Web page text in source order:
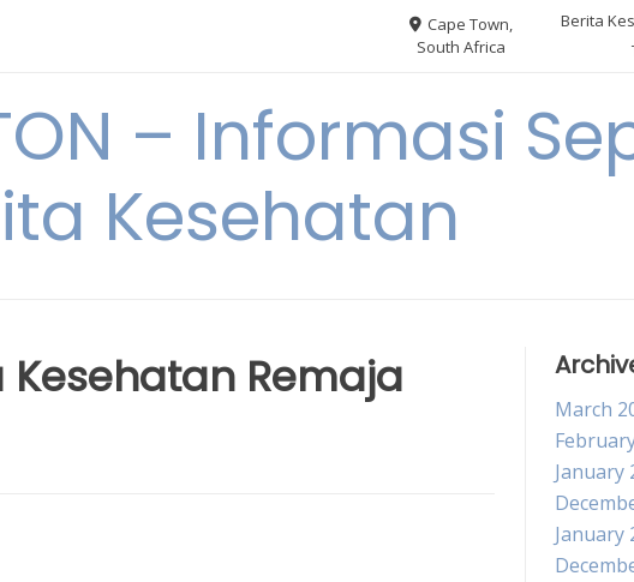
Cape Town,
South Africa
Berita
– Informasi
Kesehatan
Remaja
March
January
January